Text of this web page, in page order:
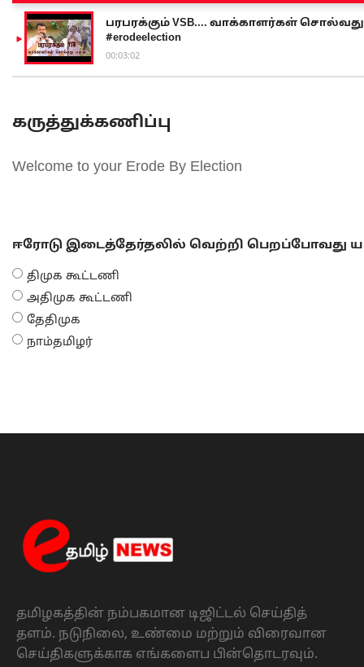
பரபரக்கும் VSB.... வாக்காளர்கள் சொல்வது
#erodeelection
00:03:02
கருத்துக்கணிப்பு
Welcome to your Erode By Election
ஈரோடு இடைத்தேர்தலில் வெற்றி பெறப்போவது
திமுக கூட்டணி
அதிமுக கூட்டணி
தேதிமுக
நாம்தமிழர்
தமிழகத்தின் நம்பகமான டிஜிட்டல் செய்தித்
தளம். நடுநிலை, உண்மை மற்றும் விரைவான
செய்திகளுக்காக எங்களைப பின்தொடரவும்.